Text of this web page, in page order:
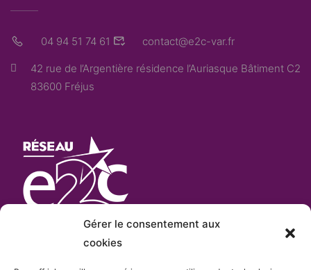
Gérer le consentement aux
cookies
04 94 51 74 61 contact@e2c-var.fr
42 rue de l’Argentière résidence l’Auriasque Bâtiment C2
83600 Fréjus